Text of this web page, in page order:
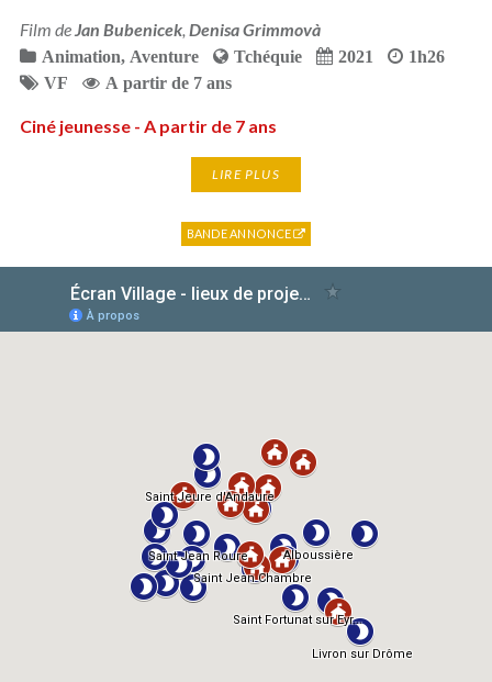
Film de Jan Bubenicek, Denisa Grimmovà
Animation, Aventure Tchéquie 2021
1h26
VF
A partir de 7 ans
Ciné jeunesse - A partir de 7 ans
LIRE PLUS
BANDE ANNONCE